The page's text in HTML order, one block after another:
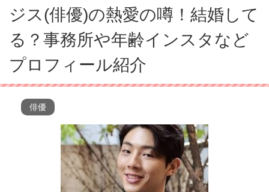
ジス(俳優)の熱愛の噂！結婚して
る？事務所や年齢インスタなど
プロフィール紹介
俳優